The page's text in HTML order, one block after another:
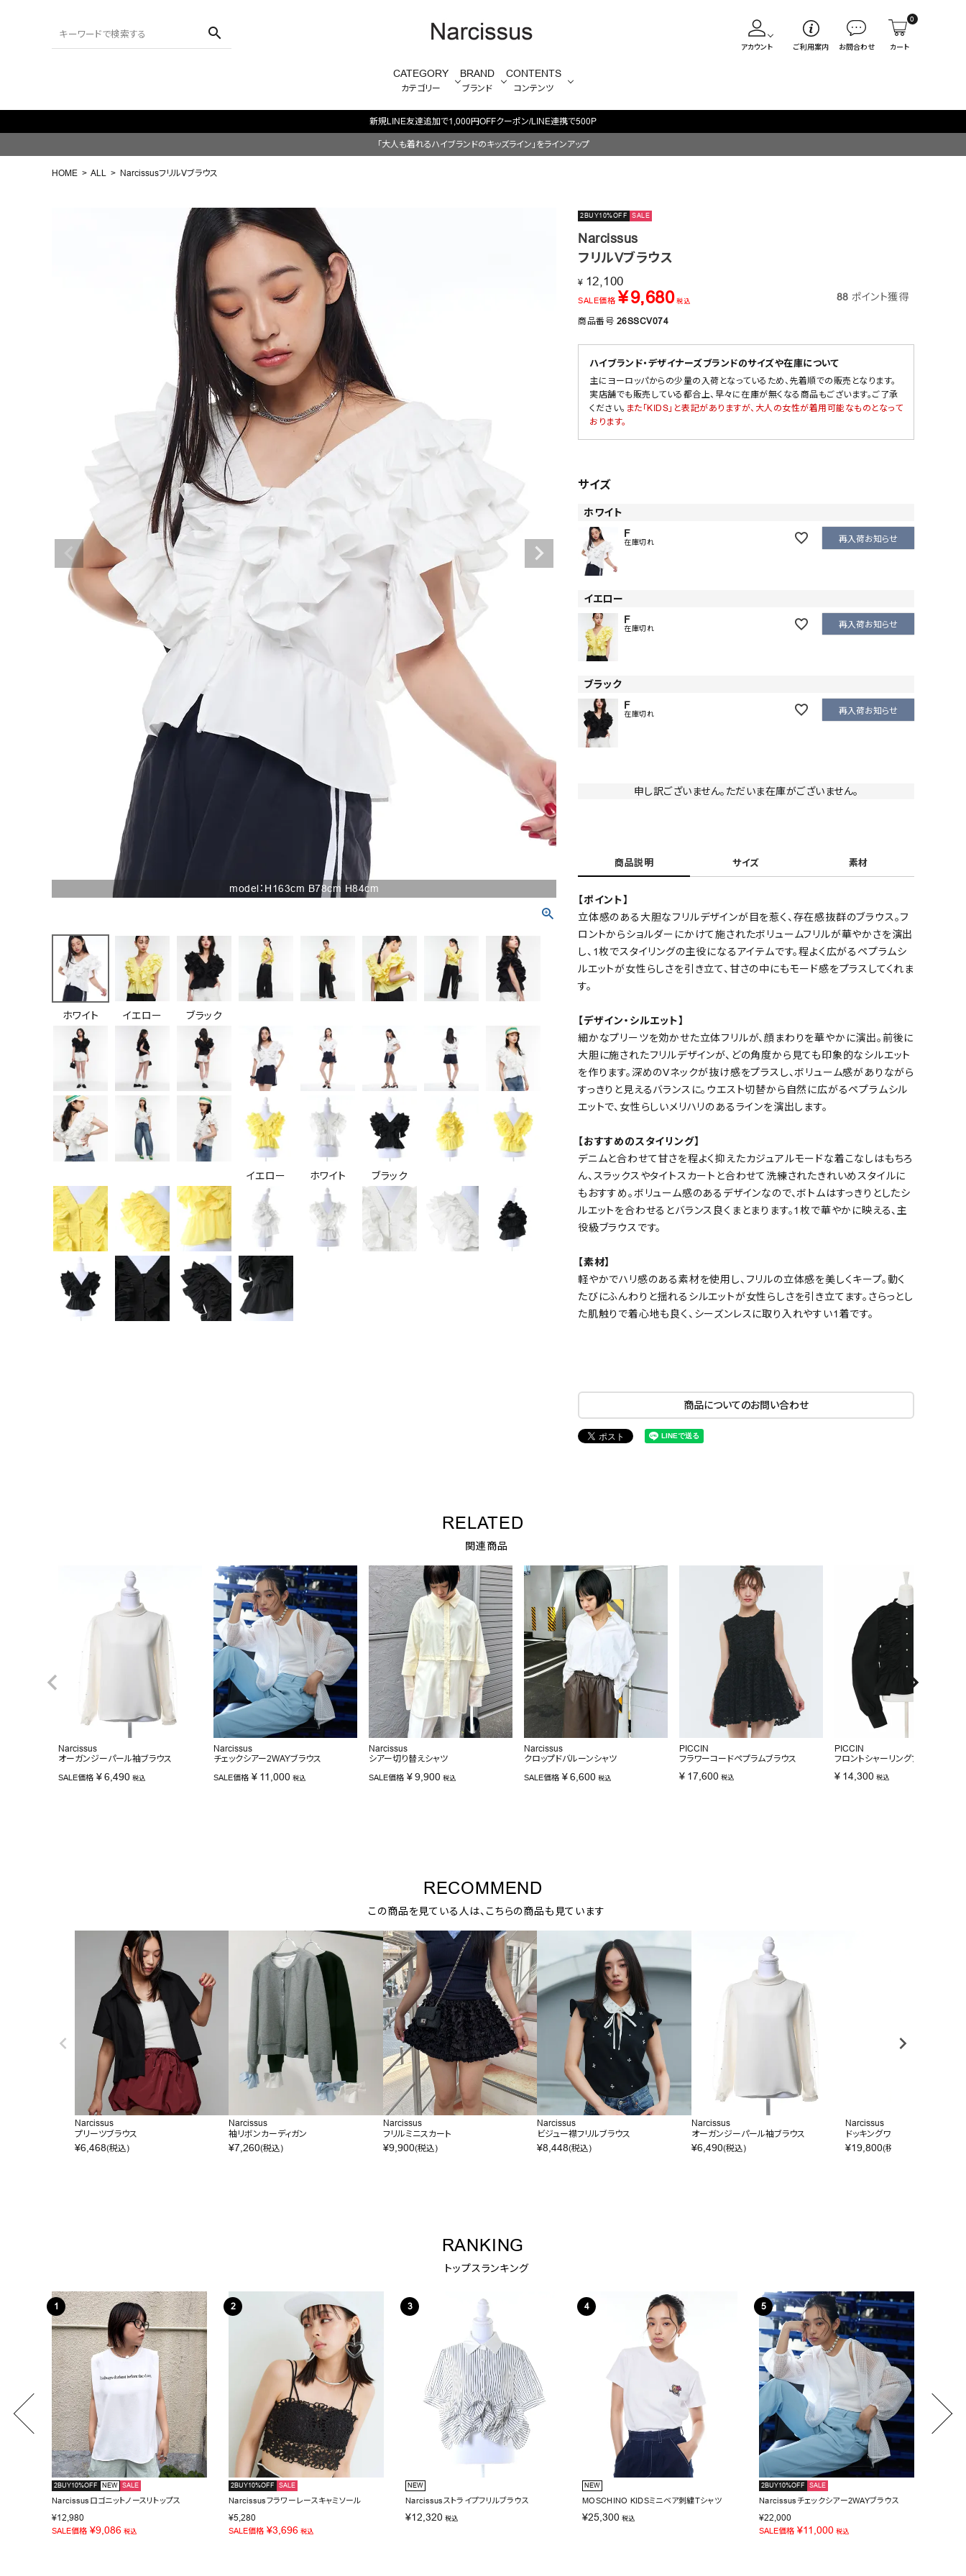
search
アカウント ご利用案内 お問合わせ
0
カート
CATEGORY
カテゴリー
OUTLET
BRAND
ブランド
CONTENTS
コンテンツ
search
COMING SOON
INFORMATION
はじめてご利用の方へ
毎週火/金はオリジナル・木はブランド入荷販売日
「大人も着れるハイブランドのキッズライン」をラインアップ
HOME ALL NarcissusフリルVブラウス
model：H163cm B78cm H84cm
ホワイト イエロー ブラック
イエロー ホワイト ブラック
2BUY10%OFF SALE
Narcissus
フリルVブラウス
¥ 12,100
SALE価格 ¥9,680 税込 88 ポイント獲得
商品番号 26SSCV074
ハイブランド・デザイナーズブランドのサイズや在庫について
主にヨーロッパからの少量の入荷となっているため、先着順での販売となります。
実店舗でも販売している都合上、早々に在庫が無くなる商品もございます。ご了承
ください。 また「KIDS」と表記がありますが、大人の女性が着用可能なものとなって
おります。
サイズ
ホワイト
F
在庫切れ 再入荷お知らせ
イエロー
F
在庫切れ 再入荷お知らせ
ブラック
F
在庫切れ 再入荷お知らせ
申し訳ございません。ただいま在庫がございません。
商品説明 サイズ 素材
【ポイント】
立体感のある大胆なフリルデザインが目を惹く、存在感抜群のブラウス。フ
ロントからショルダーにかけて施されたボリュームフリルが華やかさを演出
し、1枚でスタイリングの主役になるアイテムです。程よく広がるペプラムシ
ルエットが女性らしさを引き立て、甘さの中にもモード感をプラスしてくれま
す。
【デザイン・シルエット】
細かなプリーツを効かせた立体フリルが、顔まわりを華やかに演出。前後に
大胆に施されたフリルデザインが、どの角度から見ても印象的なシルエット
を作ります。深めのVネックが抜け感をプラスし、ボリューム感がありながら
すっきりと見えるバランスに。ウエスト切替から自然に広がるペプラムシル
エットで、女性らしいメリハリのあるラインを演出します。
【おすすめのスタイリング】
デニムと合わせて甘さを程よく抑えたカジュアルモードな着こなしはもちろ
ん、スラックスやタイトスカートと合わせて洗練されたきれいめスタイルに
もおすすめ。ボリューム感のあるデザインなので、ボトムはすっきりとしたシ
ルエットを合わせるとバランス良くまとまります。1枚で華やかに映える、主
役級ブラウスです。
【素材】
軽やかでハリ感のある素材を使用し、フリルの立体感を美しくキープ。動く
たびにふんわりと揺れるシルエットが女性らしさを引き立てます。さらっとし
た肌触りで着心地も良く、シーズンレスに取り入れやすい1着です。
商品についてのお問い合わせ
RELATED
関連商品
Narcissus
オーガンジーパール袖ブラウス
SALE価格 ¥6,490 税込
Narcissus
チェックシアー2WAYブラウス
SALE価格 ¥ 11,000 税込
Narcissus
シアー切り替えシャツ
SALE価格 ¥9,900 税込
Narcissus
クロップドバルーンシャツ
SALE価格 ¥6,600 税込
PICCIN
フラワーコードペプラムブラウス
¥ 17,600 税込
PICCIN
フロントシャーリングブラウス
¥ 14,300 税込
RECOMMEND
この商品を見ている人は、こちらの商品も見ています
Narcissus
プリーツブラウス
¥6,468(税込)
Narcissus
袖リボンカーディガン
¥7,260(税込)
Narcissus
フリルミニスカート
¥9,900(税込)
Narcissus
ビジュー襟フリルブラウス
¥8,448(税込)
Narcissus
オーガンジーパール袖ブラウス
¥6,490(税込)
Narcissus
ドッキングワンピース
¥19,800(税込)
RANKING
トップスランキング
2BUY10%OFF NEW SALE
Narcissusロゴニットノースリトップス
¥12,980
SALE価格 ¥9,086 税込
2BUY10%OFF SALE
Narcissusフラワーレースキャミソール
¥5,280
SALE価格 ¥3,696 税込
NEW
Narcissusストライプフリルブラウス
¥12,320 税込
NEW
MOSCHINO KIDSミニベア刺繍Tシャツ
¥25,300 税込
2BUY10%OFF SALE
Narcissusチェックシアー2WAYブラウス
¥22,000
SALE価格 ¥11,000 税込